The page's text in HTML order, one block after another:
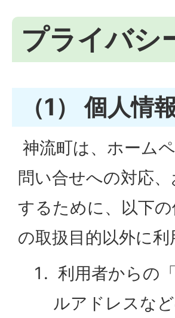
プライバシ
（1） 個人情
神流町は、ホーム
問い合せへの対応
するために、以下
の取扱目的以外に
利用者からの
ルアドレスな